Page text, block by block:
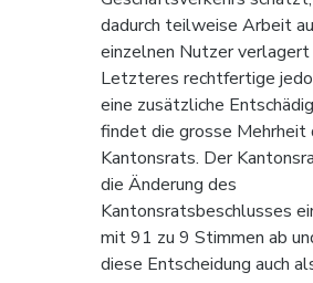
dadurch teilweise Arbeit
einzelnen Nutzer verlagert
Letzteres rechtfertige
eine zusätzliche
findet die grosse Mehrheit
Kantonsrats. Der
die Änderung des
Kantonsratsbeschlusses
mit 91 zu 9 Stimmen ab
diese Entscheidung auch